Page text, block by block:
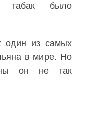
табак было
один из самых
в мире. Но
он не так